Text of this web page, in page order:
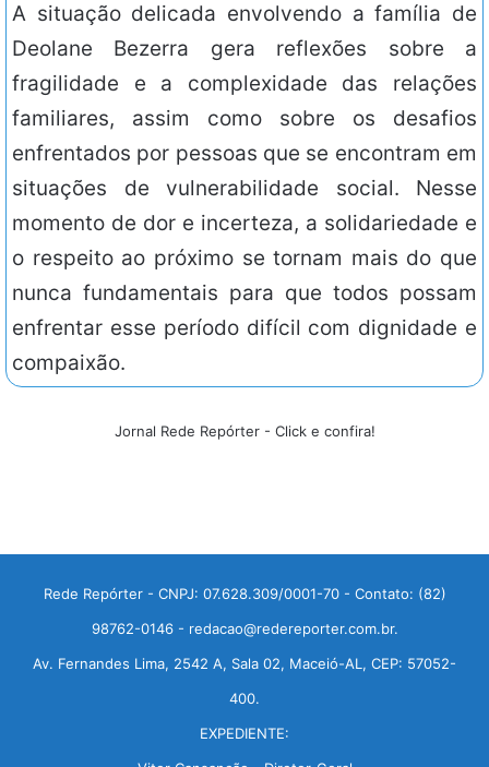
A situação delicada envolvendo a família de
Deolane Bezerra gera reflexões sobre a
fragilidade e a complexidade das relações
familiares, assim como sobre os desafios
enfrentados por pessoas que se encontram em
situações de vulnerabilidade social. Nesse
momento de dor e incerteza, a solidariedade e
o respeito ao próximo se tornam mais do que
nunca fundamentais para que todos possam
enfrentar esse período difícil com dignidade e
compaixão.
Jornal Rede Repórter - Click e confira!
Rede Repórter - CNPJ: 07.628.309/0001-70 - Contato: (82)
98762-0146 - redacao@redereporter.com.br.
Av. Fernandes Lima, 2542 A, Sala 02, Maceió-AL, CEP: 57052-
400.
EXPEDIENTE: